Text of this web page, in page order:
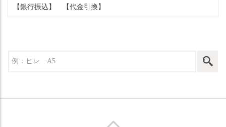
【銀行振込】
【代金引換】